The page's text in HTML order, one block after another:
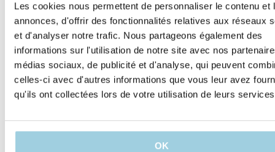
Les cookies nous permettent de personnaliser le contenu et
annonces, d'offrir des fonctionnalités relatives aux réseaux
et d'analyser notre trafic. Nous partageons également des
informations sur l'utilisation de notre site avec nos
médias sociaux, de publicité et d'analyse, qui peuvent
celles-ci avec d'autres informations que vous leur avez
qu'ils ont collectées lors de votre utilisation de leurs
OK
non autorisée de
notre contenu
peut constituer
une infraction à
la législation sur
le droit d’auteur,
les marques de
commerce ou
autre. Lorsque
par voie
électronique,
téléchargez ou